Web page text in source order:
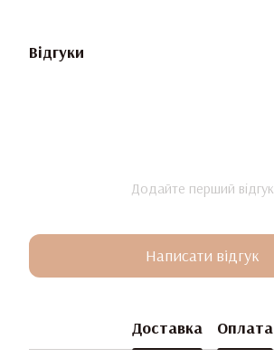
Відгуки
Додайте перший відгук
Написати відгук
Доставка Оплата